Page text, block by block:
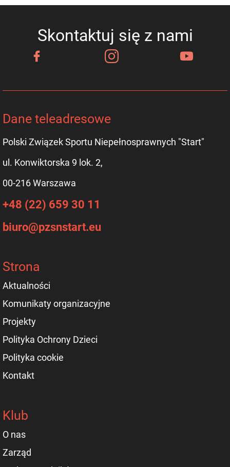
Skontaktuj się z nami
Dane teleadresowe
Polski Związek Sportu Niepełnosprawnych "Start"
ul. Konwiktorska 9 lok. 2,
00-216 Warszawa
+48 (22) 659 30 11
biuro@pzsnstart.eu
Strona
Aktualności
Komunikaty organizacyjne
Projekty
Polityka Ochrony Dzieci
Polityka cookie
Kontakt
Klub
O nas
Zarząd